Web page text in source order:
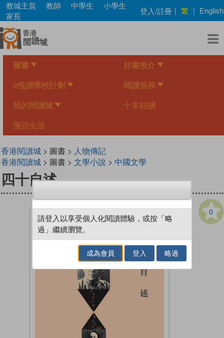
Skip
main
content
教城主頁 教師 中學生
小學生
家長
登入/註冊 | 繁 | English
圖書 好書推介
e悅讀學校計劃 閱讀服務
我的閱讀城 十本好讀
漫話生活
香港閱讀城> 圖書 > 人物傳記
香港閱讀城> 圖書 > 文學小說 > 中國文學
四十自述
0
請登入以享受個人化閱讀體驗，或按「略
過」繼續瀏覽。
成為會員 登入 略過